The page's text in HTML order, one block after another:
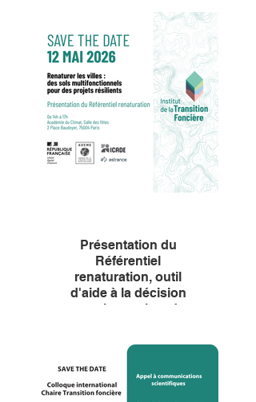
la mise en place
d'un Plan
interministériel de
préservation des
Face au changement
climatique et aux pressions sur
les sols, c’est d’une politique
claire pour les sols dont les
acteurs, publics et privés, ont
besoin. C’est ce que soutient,
dans la tribune parue ce
dimanche dans @Les Echos,
Jean Guiony, président de
l’Institut de la Transition
Présentation du
Référentiel
renaturation, outil
d'aide à la décision
pour les projets de
L’Institut a le plaisir de vous
convier à l'événement
consacré à la présentation du
Référentiel Renaturation, le
mardi 12 mai 2026 à 14h00, à